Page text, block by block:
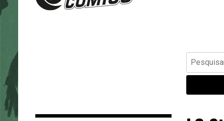
Pesquisar
por: